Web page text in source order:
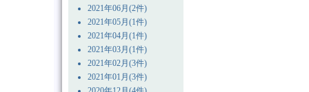
2021年06月(2件)
2021年05月(1件)
2021年04月(1件)
2021年03月(1件)
2021年02月(3件)
2021年01月(3件)